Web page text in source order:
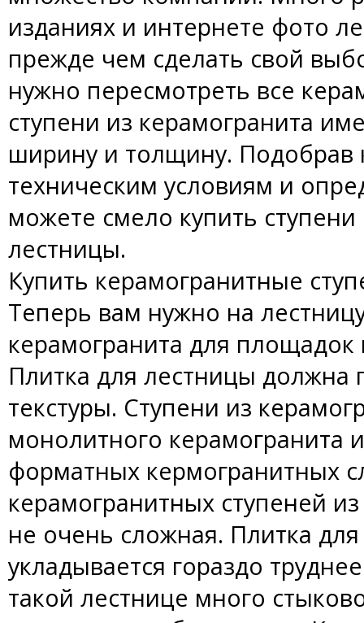
изданиях и интернете фото
прежде чем сделать свой
нужно пересмотреть все
ступени из керамогранита
ширину и толщину. Подобрав
техническим условиям и
можете смело купить
лестницы.
Купить керамогранитные
Теперь вам нужно на
керамогранита для
Плитка для лестницы должна
текстуры. Ступени из
монолитного керамогранита
форматных кермогранитных
керамогранитных ступеней
не очень сложная. Плитка
укладывается гораздо
такой лестнице много